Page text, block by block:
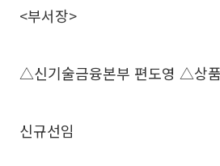
<부서장>
△신기술금융본부 편도영 △상
신규선임